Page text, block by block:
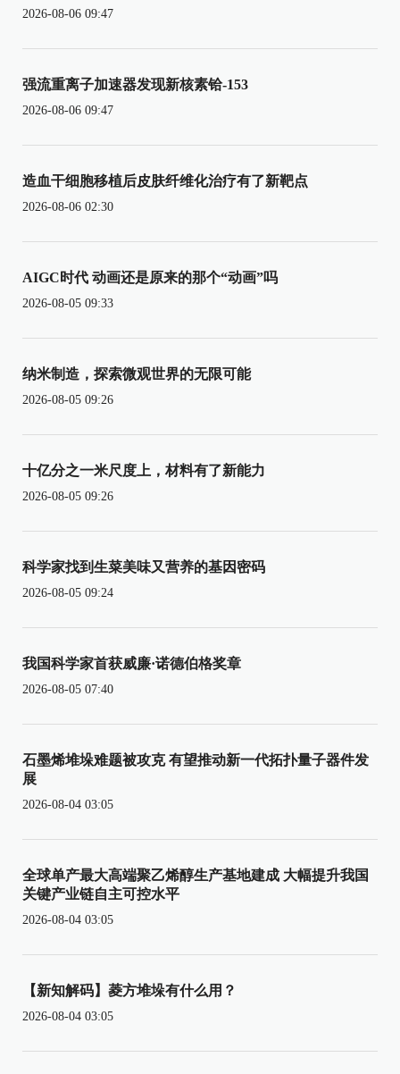
2026-08-06 09:47
强流重离子加速器发现新核素铪-153
2026-08-06 09:47
造血干细胞移植后皮肤纤维化治疗有了新靶点
2026-08-06 02:30
AIGC时代 动画还是原来的那个“动画”吗
2026-08-05 09:33
纳米制造，探索微观世界的无限可能
2026-08-05 09:26
十亿分之一米尺度上，材料有了新能力
2026-08-05 09:26
科学家找到生菜美味又营养的基因密码
2026-08-05 09:24
我国科学家首获威廉·诺德伯格奖章
2026-08-05 07:40
石墨烯堆垛难题被攻克 有望推动新一代拓扑量子器件发
展
2026-08-04 03:05
全球单产最大高端聚乙烯醇生产基地建成 大幅提升我国
关键产业链自主可控水平
2026-08-04 03:05
【新知解码】菱方堆垛有什么用？
2026-08-04 03:05